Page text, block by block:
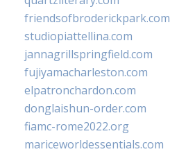
friendsofbroderickpark.com
studiopiattellina.com
jannagrillspringfield.com
fujiyamacharleston.com
elpatronchardon.com
donglaishun-order.com
fiamc-rome2022.org
mariceworldessentials.com